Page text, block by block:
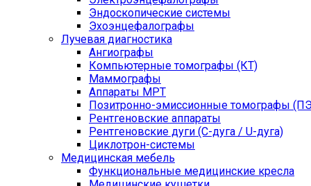
Эндоскопические системы
Эхоэнцефалографы
Лучевая диагностика
Ангиографы
Компьютерные томографы (КТ)
Маммографы
Аппараты МРТ
Позитронно-эмиссионные томографы
Рентгеновские аппараты
Рентгеновские дуги (С-дуга / U-дуга)
Циклотрон-системы
Медицинская мебель
Функциональные медицинские кресла